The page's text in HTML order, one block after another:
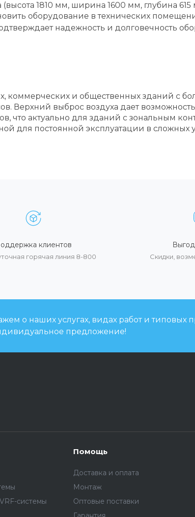
1810 мм, ширина 1600 мм, глубина
оборудование в технических
надежность и долговечность
коммерческих и общественных зданий с
Верхний выброс воздуха дает
что актуально для зданий с зональным
для постоянной эксплуатации в
клиентов
горячая линия 8-800 Скидки,
о наших услугах, видах работ и типовых
предложение!
системы
Помощь
Доставка и оплата
Монтаж
Оптовые поставки